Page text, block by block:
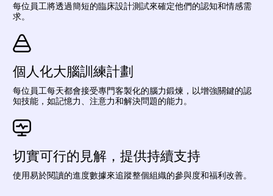
每位員工將透過簡短的臨床設計測試來確定他們的認知和情感需
求。
個人化大腦訓練計劃
每位員工每天都會接受專門客製化的腦力鍛煉，以增強關鍵的認
知技能，如記憶力、注意力和解決問題的能力。
切實可行的見解，提供持續支持
使用易於閱讀的進度數據來追蹤整個組織的參與度和福利改善。